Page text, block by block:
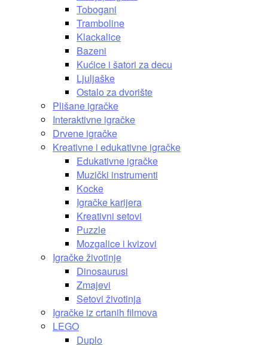
Tobogani
Tramboline
Klackalice
Bazeni
Kućice i šatori za decu
Ljuljaške
Ostalo za dvorište
Plišane igračke
Interaktivne igračke
Drvene igračke
Kreativne i edukativne igračke
Edukativne igračke
Muzički instrumenti
Kocke
Igračke karijera
Kreativni setovi
Puzzle
Mozgalice i kvizovi
Igračke životinje
Dinosaurusi
Zmajevi
Setovi životinja
Igračke iz crtanih filmova
LEGO
Duplo